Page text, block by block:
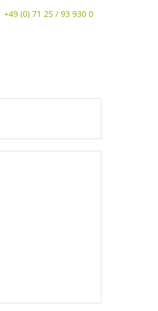
+49 (0) 71 25 / 93 930 0